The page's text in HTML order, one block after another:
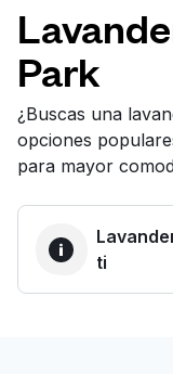
Síguenos en
Park
¿Buscas una
opciones
para mayor
ti